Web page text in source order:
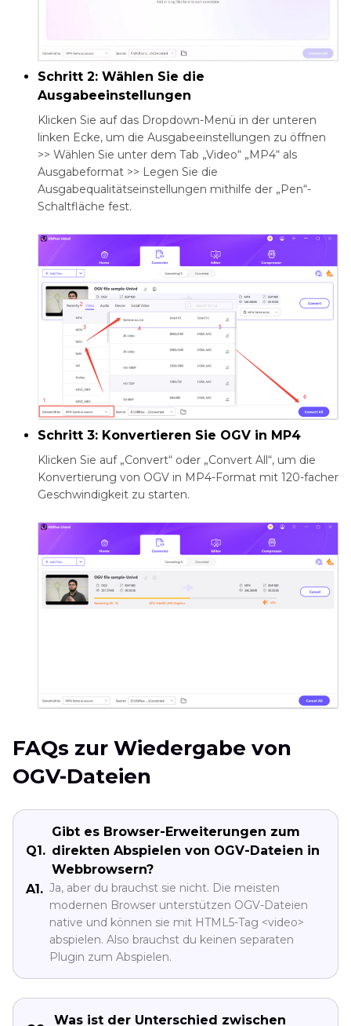
Schritt 2: Wählen Sie die
Ausgabeeinstellungen
Klicken Sie auf das Dropdown-Menü in der unteren
linken Ecke, um die Ausgabeeinstellungen zu öffnen
>> Wählen Sie unter dem Tab „Video“ „MP4“ als
Ausgabeformat >> Legen Sie die
Ausgabequalitätseinstellungen mithilfe der „Pen“-
Schaltfläche fest.
Schritt 3: Konvertieren Sie OGV in MP4
Klicken Sie auf „Convert“ oder „Convert All“, um die
Konvertierung von OGV in MP4-Format mit 120-facher
Geschwindigkeit zu starten.
FAQs zur Wiedergabe von
OGV-Dateien
Q1.
Gibt es Browser-Erweiterungen zum
direkten Abspielen von OGV-Dateien in
Webbrowsern?
A1. Ja, aber du brauchst sie nicht. Die meisten
modernen Browser unterstützen OGV-Dateien
native und können sie mit HTML5-Tag <video>
abspielen. Also brauchst du keinen separaten
Plugin zum Abspielen.
Was ist der Unterschied zwischen